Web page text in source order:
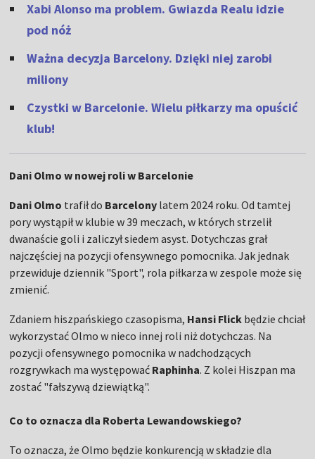
Xabi Alonso ma problem. Gwiazda Realu idzie
pod nóż
Ważna decyzja Barcelony. Dzięki niej zarobi
miliony
Czystki w Barcelonie. Wielu piłkarzy ma opuścić
klub!
Dani Olmo w nowej roli w Barcelonie
Dani Olmo trafił do Barcelony latem 2024 roku. Od tamtej
pory wystąpił w klubie w 39 meczach, w których strzelił
dwanaście goli i zaliczył siedem asyst. Dotychczas grał
najczęściej na pozycji ofensywnego pomocnika. Jak jednak
przewiduje dziennik "Sport", rola piłkarza w zespole może się
zmienić.
Zdaniem hiszpańskiego czasopisma, Hansi Flick będzie chciał
wykorzystać Olmo w nieco innej roli niż dotychczas. Na
pozycji ofensywnego pomocnika w nadchodzących
rozgrywkach ma występować Raphinha. Z kolei Hiszpan ma
zostać "fałszywą dziewiątką".
Co to oznacza dla Roberta Lewandowskiego?
To oznacza, że Olmo będzie konkurencją w składzie dla